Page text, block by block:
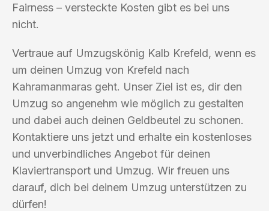
Fairness – versteckte Kosten gibt es bei uns
nicht.
Vertraue auf Umzugskönig Kalb Krefeld, wenn es
um deinen Umzug von Krefeld nach
Kahramanmaras geht. Unser Ziel ist es, dir den
Umzug so angenehm wie möglich zu gestalten
und dabei auch deinen Geldbeutel zu schonen.
Kontaktiere uns jetzt und erhalte ein kostenloses
und unverbindliches Angebot für deinen
Klaviertransport und Umzug. Wir freuen uns
darauf, dich bei deinem Umzug unterstützen zu
dürfen!